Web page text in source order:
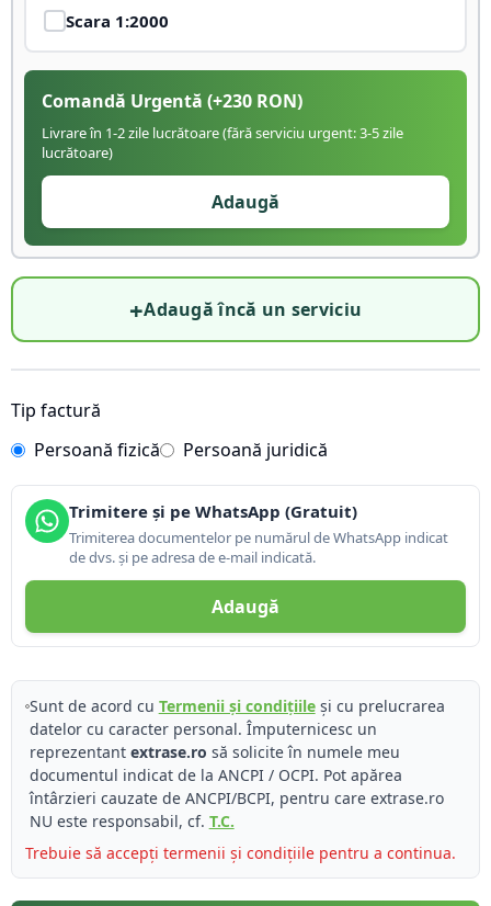
Scara 1:2000
Comandă Urgentă (+230 RON)
Livrare în 1-2 zile lucrătoare (fără serviciu urgent: 3-5 zile
lucrătoare)
Adaugă
+Adaugă încă un serviciu
Tip factură
Persoană fizică
Persoană juridică
Trimitere și pe WhatsApp (Gratuit)
Trimiterea documentelor pe numărul de WhatsApp indicat
de dvs. și pe adresa de e-mail indicată.
Adaugă
Sunt de acord cu Termenii și condițiileși cu prelucrarea
datelor cu caracter personal. Împuternicesc un
reprezentant extrase.ro să solicite în numele meu
documentul indicat de la ANCPI / OCPI. Pot apărea
întârzieri cauzate de ANCPI/BCPI, pentru care extrase.ro
NU este responsabil, cf. T.C.
Trebuie să accepți termenii și condițiile pentru a continua.